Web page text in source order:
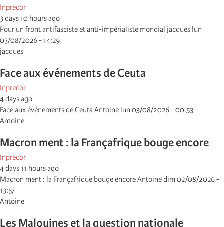
Inprecor
3 days 10 hours ago
Pour un front antifasciste et anti-impérialiste mondial jacques lun
03/08/2026 - 14:29
jacques
Face aux événements de Ceuta
Inprecor
4 days ago
Face aux événements de Ceuta Antoine lun 03/08/2026 - 00:53
Antoine
Macron ment : la Françafrique bouge encore
Inprecor
4 days 11 hours ago
Macron ment : la Françafrique bouge encore Antoine dim 02/08/2026 -
13:57
Antoine
Les Malouines et la question nationale